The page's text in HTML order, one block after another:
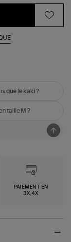
que le kaki ?
taille M ?
PAIEMENT EN
3X,4X